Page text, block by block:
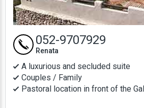
A luxurious and secluded suite
Couples / Family
Pastoral location in front of the
052-9707929
Renata